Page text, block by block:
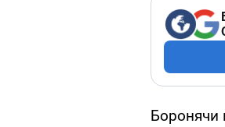
Боронячи